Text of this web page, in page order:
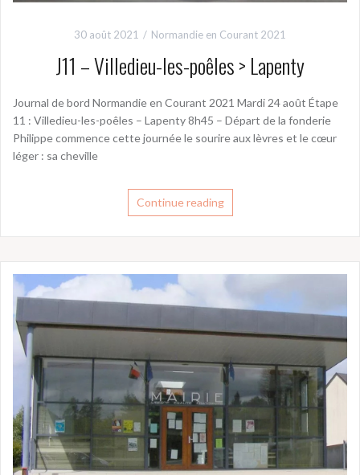
30 août 2021 Normandie en Courant 2021
J11 – Villedieu-les-poêles > Lapenty
Journal de bord Normandie en Courant 2021 Mardi 24 août Étape
11 : Villedieu-les-poêles – Lapenty 8h45 – Départ de la fonderie
Philippe commence cette journée le sourire aux lèvres et le cœur
léger : sa cheville
Continue reading